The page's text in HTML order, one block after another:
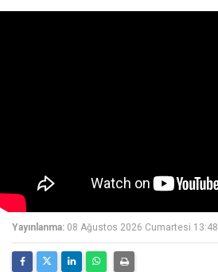
Yayınlanma: 08 Ağustos 2026 Cumartesi 13:48